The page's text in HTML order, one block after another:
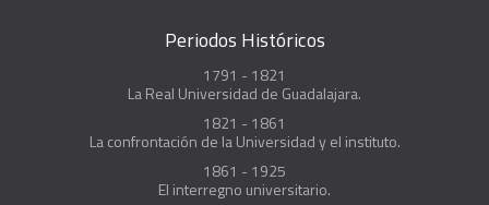
Periodos Históricos
1791 - 1821
La Real Universidad de Guadalajara.
1821 - 1861
La confrontación de la Universidad y el instituto.
1861 - 1925
El interregno universitario.